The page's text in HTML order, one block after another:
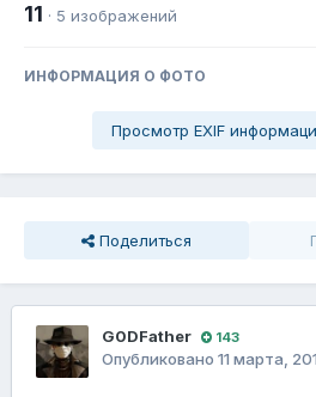
11 · 5 изображений
ИНФОРМАЦИЯ О ФОТО
Просмотр EXIF
Поделиться
G0DFathеr 143
Опубликовано 11 марта,